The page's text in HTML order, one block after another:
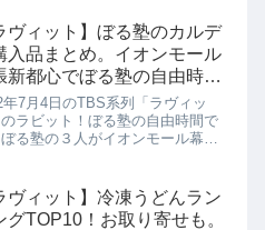
ヴィット】ぼる塾のカルデ
入品まとめ。イオンモール
新都心でぼる塾の自由時
ラビット｜7月4日
年7月4日のTBS系列「ラヴィッ
のラビット！ぼる塾の自由時間で
る塾の３人がイオンモール幕張
た今話題の商品を詳しく紹介しま
>>ラヴィット記事一覧はこ...
ヴィット】冷凍うどんラン
グTOP10！お取り寄せも。